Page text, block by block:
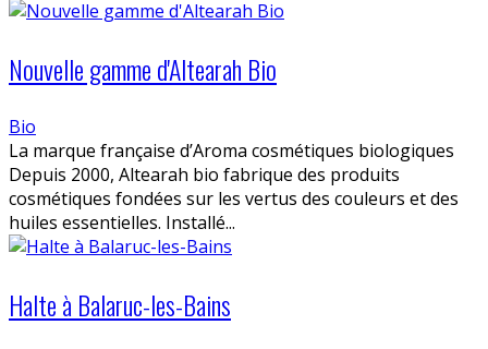
Nouvelle gamme d'Altearah Bio
Bio
La marque française d’Aroma cosmétiques biologiques
Depuis 2000, Altearah bio fabrique des produits
cosmétiques fondées sur les vertus des couleurs et des
huiles essentielles. Installé...
Halte à Balaruc-les-Bains